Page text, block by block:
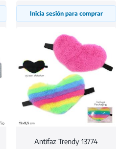
Inicia sesión para comprar
Antifaz Trendy 13774